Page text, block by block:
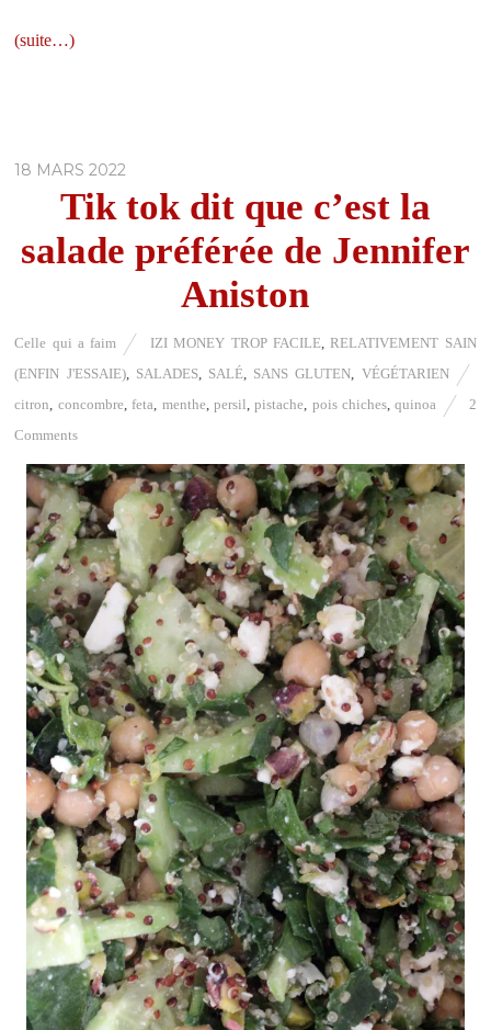
(suite…)
18 MARS 2022
Tik tok dit que c’est la
salade préférée de Jennifer
Aniston
Celle qui a faim IZI MONEY TROP FACILE,RELATIVEMENT SAIN
(ENFIN J'ESSAIE), SALADES, SALÉ SANS GLUTEN
VÉGÉTARIEN
citron concombre feta menthe persil ,pistache pois chiches,quinoa
2
Comments